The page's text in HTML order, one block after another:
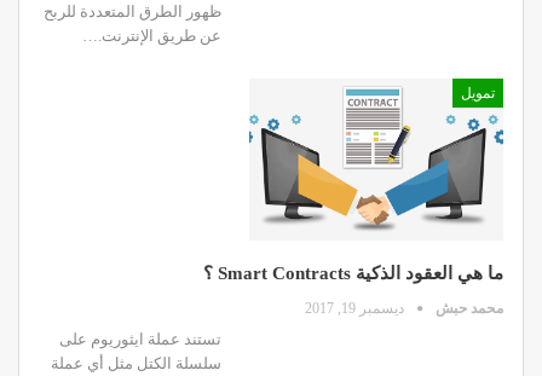
ظهور الطرق المتعددة للربح
عن طریق الإنترنت.…
تمويل
ما هي العقود الذكية Smart Contracts ؟
محمد حبش ديسمبر 19, 2017
تستند عملة ايثوريوم على
سلسلة الكتل مثل أي عملة